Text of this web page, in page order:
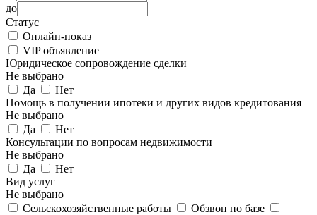
до
Статус
Онлайн-показ
VIP объявление
Юридическое сопровождение сделки
Не выбрано
Да
Нет
Помощь в получении ипотеки и других видов кредитования
Не выбрано
Да
Нет
Консультации по вопросам недвижимости
Не выбрано
Да
Нет
Вид услуг
Не выбрано
Сельскохозяйственные работы
Обзвон по базе